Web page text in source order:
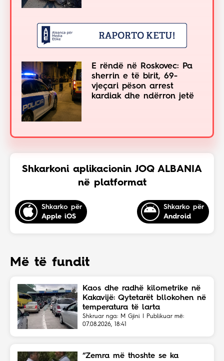
E rëndë në Roskovec: Pa
sherrin e të birit, 69-
vjeçari pëson arrest
kardiak dhe ndërron jetë
Shkarkoni aplikacionin JOQ ALBANIA
në platformat
Shkarko për
Apple iOS
Shkarko për
Android
Më të fundit
Kaos dhe radhë kilometrike në
Kakavijë: Qytetarët bllokohen në
temperatura të larta
Shkruar nga: M Gjini | Publikuar më:
07.08.2026, 18:41
“Zemra më thoshte se ka